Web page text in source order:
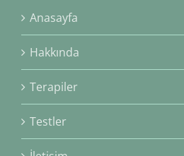
Anasayfa
Hakkında
Terapiler
Testler